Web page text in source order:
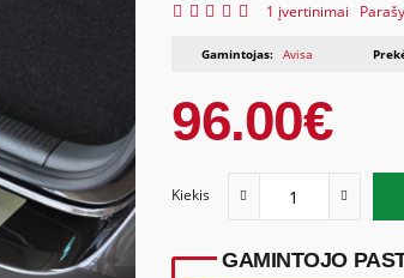
1 įvertinimai
Gamintojas: Avisa
96.00€
Kiekis
GAMINTOJO